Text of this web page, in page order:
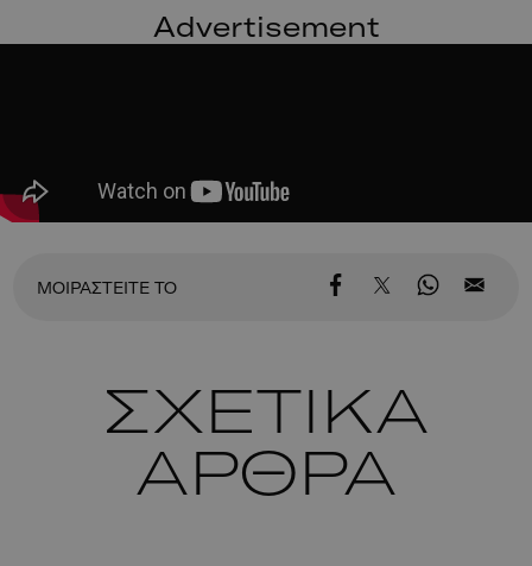
Advertisement
ΜΟΙΡΑΣΤΕΙΤΕ ΤΟ
ΣΧΕΤΙΚΑ
ΑΡΘΡΑ